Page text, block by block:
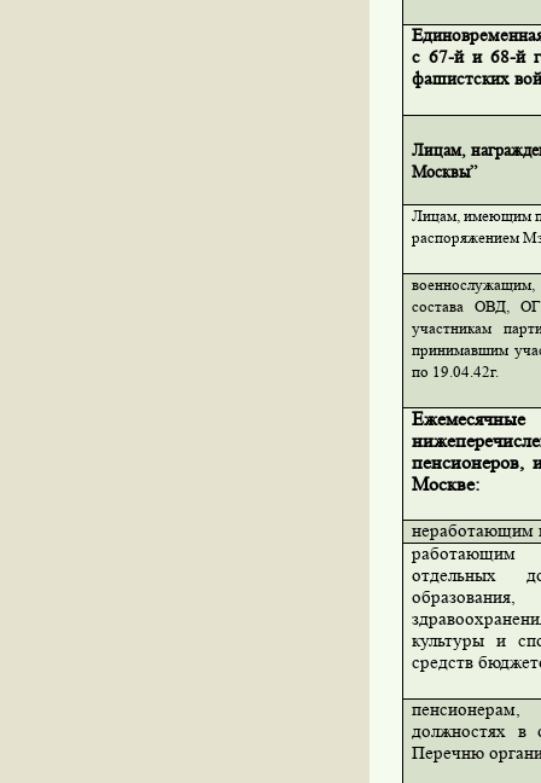
с 67-й и 68-й
фашистских
Лицам,
Москвы”
Лицам, имеющим
распоряжением
военнослужащим,
состава ОВД,
участникам
принимавшим
по 19.04.42г.
Ежемесячные
пенсионеров,
Москве:
неработающим
работающим
отдельных
культуры и
средств
должностях в
Перечню